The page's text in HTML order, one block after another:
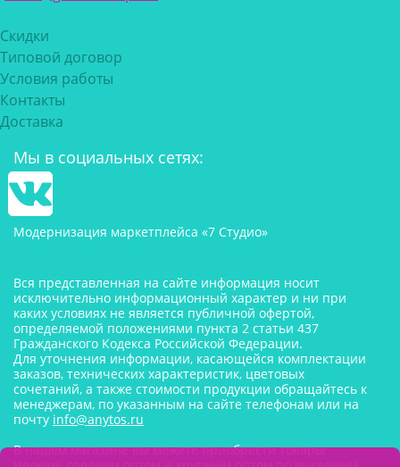
Скидки
Типовой договор
Условия работы
Контакты
Доставка
Мы в социальных сетях:
Модернизация маркетплейса «7 Студио»
Вся представленная на сайте информация носит
исключительно информационный характер и ни при
каких условиях не является публичной офертой,
определяемой положениями пункта 2 статьи 437
Гражданского Кодекса Российской Федерации.
Для уточнения информации, касающейся комплектации
заказов, технических характеристик, цветовых
сочетаний, а также стоимости продукции обращайтесь к
менеджерам, по указанным на сайте телефонам или на
почту info@anytos.ru
В нашем магазине вы можете приобрести товары